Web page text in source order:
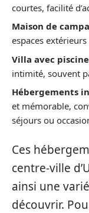
courtes, facilité
Maison de
espaces
Villa avec
intimité, souvent
Hébergements
et mémorable,
séjours ou
Ces
centre-ville
ainsi une
découvrir.